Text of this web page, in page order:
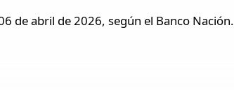
de abril de 2026, según el Banco Nación.